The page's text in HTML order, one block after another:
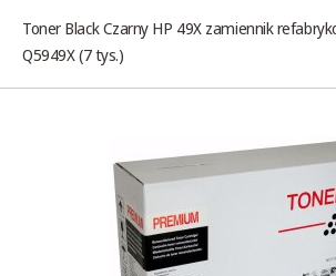
Toner Black Czarny HP 49X zamiennik
Q5949X (7 tys.)